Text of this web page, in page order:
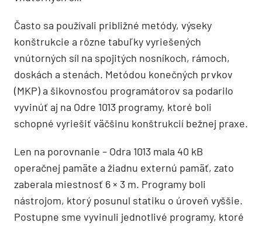
Často sa používali približné metódy, výseky
konštrukcie a rôzne tabuľky vyriešených
vnútorných síl na spojitých nosníkoch, rámoch,
doskách a stenách. Metódou konečných prvkov
(MKP) a šikovnosťou programátorov sa podarilo
vyvinúť aj na Odre 1013 programy, ktoré boli
schopné vyriešiť väčšinu konštrukcií bežnej praxe.
Len na porovnanie – Odra 1013 mala 40 kB
operačnej pamäte a žiadnu externú pamäť, zato
zaberala miestnosť 6 × 3 m. Programy boli
nástrojom, ktorý posunul statiku o úroveň vyššie.
Postupne sme vyvinuli jednotlivé programy, ktoré